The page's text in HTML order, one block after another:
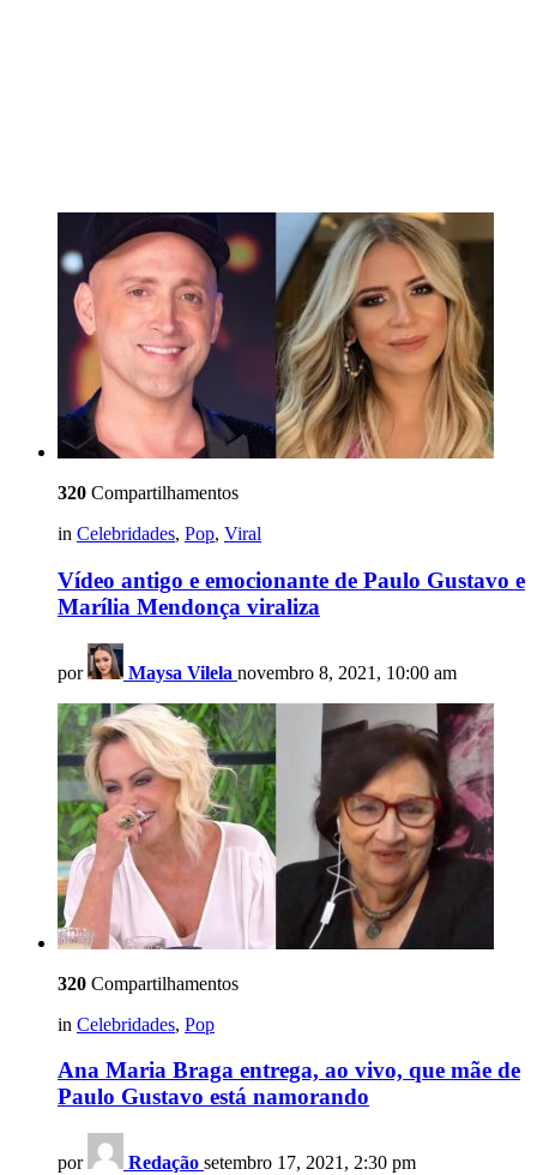
320 Compartilhamentos
in Celebridades, Pop, Viral
Vídeo antigo e emocionante de Paulo Gustavo e
Marília Mendonça viraliza
por Maysa Vilela novembro 8, 2021, 10:00 am
320 Compartilhamentos
in Celebridades, Pop
Ana Maria Braga entrega, ao vivo, que mãe de
Paulo Gustavo está namorando
por Redação setembro 17, 2021, 2:30 pm